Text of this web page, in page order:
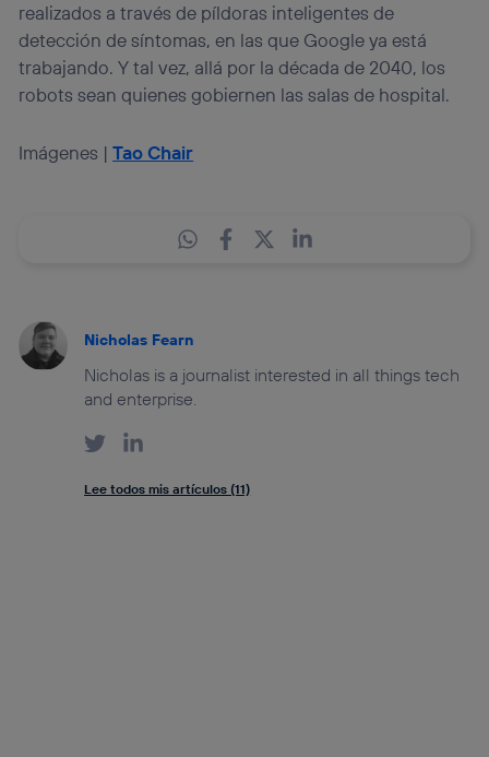
realizados a través de píldoras inteligentes de
detección de síntomas, en las que Google ya está
trabajando. Y tal vez, allá por la década de 2040, los
robots sean quienes gobiernen las salas de hospital.
Imágenes |Tao Chair
Nicholas Fearn
Nicholas is a journalist interested in all things tech
and enterprise.
Lee todos mis artículos (11)